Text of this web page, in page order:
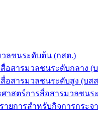
ลชนระดับต้น (กสต.)
อสารมวลชนระดับกลาง (
อสารมวลชนระดับสูง (บส
าสตร์การสื่อสารมวลชนร
การสำหรับกิจการกระจา